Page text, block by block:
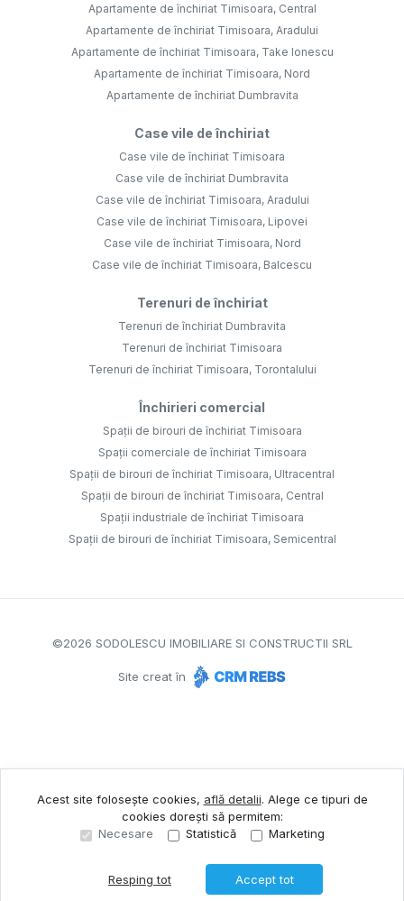
Apartamente de închiriat Timisoara, Central
Apartamente de închiriat Timisoara, Aradului
Apartamente de închiriat Timisoara, Take Ionescu
Apartamente de închiriat Timisoara, Nord
Apartamente de închiriat Dumbravita
Case vile de închiriat
Case vile de închiriat Timisoara
Case vile de închiriat Dumbravita
Case vile de închiriat Timisoara, Aradului
Case vile de închiriat Timisoara, Lipovei
Case vile de închiriat Timisoara, Nord
Case vile de închiriat Timisoara, Balcescu
Terenuri de închiriat
Terenuri de închiriat Dumbravita
Terenuri de închiriat Timisoara
Terenuri de închiriat Timisoara, Torontalului
Închirieri comercial
Spații de birouri de închiriat Timisoara
Spații comerciale de închiriat Timisoara
Spații de birouri de închiriat Timisoara, Ultracentral
Spații de birouri de închiriat Timisoara, Central
Spații industriale de închiriat Timisoara
Spații de birouri de închiriat Timisoara, Semicentral
©2026 SODOLESCU IMOBILIARE SI CONSTRUCTII SRL
Site creat în
Acest site folosește cookies, află detalii. Alege ce tipuri de
cookies dorești să permitem:
Necesare
Statistică Marketing
Resping tot Accept tot